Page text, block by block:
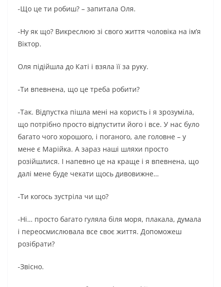
-Що це ти робиш? – запитала Оля.
-Ну як що? Викреслюю зі свого життя чоловіка на ім’я
Віктор.
Оля підійшла до Каті і взяла її за руку.
-Ти впевнена, що це треба робити?
-Так. Відпустка пішла мені на користь і я зрозуміла,
що потрібно просто відпустити його і все. У нас було
багато чого хорошого, і поганого, але головне – у
мене є Марійка. А зараз наші шляхи просто
розійшлися. І напевно це на краще і я впевнена, що
далі мене буде чекати щось дивовижне…
-Ти когось зустріла чи що?
-Ні… просто багато гуляла біля моря, плакала, думала
і переосмислювала все своє життя. Допоможеш
розібрати?
-Звісно.